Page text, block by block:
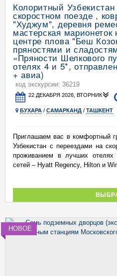
Колоритный
скоростном поезде ,
"Худжум", деревня
мастерская
центре плова "Беш
пряностями и
«Пряности Шелкового
отелях 4 и 5*,
+ авиа)
код экскурсии: 36219
22 ДЕКАБРЯ 2026, ВТОРНИК
БУХАРА / САМАРКАНД / ТАШКЕНТ
Приглашаем вас в комфортный
Узбекистан с переездами на
проживанием в лучших
сетей – Hyatt Regency, Hilton и
НОВОЕ